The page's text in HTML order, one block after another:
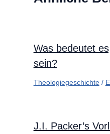
Was bedeutet
sein?
Theologiegeschichte/
J.I. Packer’s